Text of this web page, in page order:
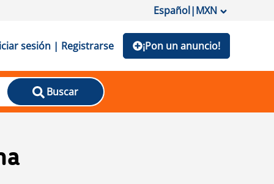
Español|MXN
sesión | Registrarse ¡Pon un anuncio!
Buscar